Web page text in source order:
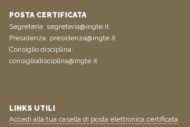
POSTA CERTIFICATA
Segreteria: segreteria@ingte.it
Presidenza: presidenza@ingte.it
Consiglio disciplina:
consigliodisciplina@ingte.it
LINKS UTILI
Accedi alla tua casella di posta elettronica certificata